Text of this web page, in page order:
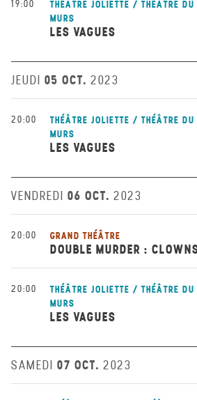
19:00
THÉÂTRE JOLIETTE / THÉÂTRE
MURS
LES VAGUES
JEUDI 05 OCT. 2023
20:00
THÉÂTRE JOLIETTE / THÉÂTRE
MURS
LES VAGUES
VENDREDI 06 OCT. 2023
20:00 GRAND THÉÂTRE
DOUBLE MURDER :
20:00
THÉÂTRE JOLIETTE / THÉÂTRE
MURS
LES VAGUES
SAMEDI 07 OCT. 2023